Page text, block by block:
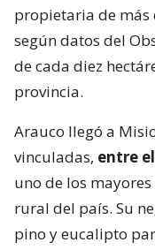
propietaria de más
según datos del
de cada diez
provincia.
Arauco llegó a
vinculadas, entre
uno de los
rural del país. Su
pino y eucalipto